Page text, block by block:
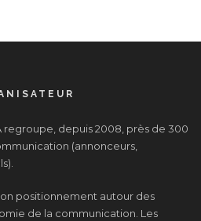
regroupe, depuis 2008, près de 300
(annonceurs,
positionnement autour des
de la communication. Les